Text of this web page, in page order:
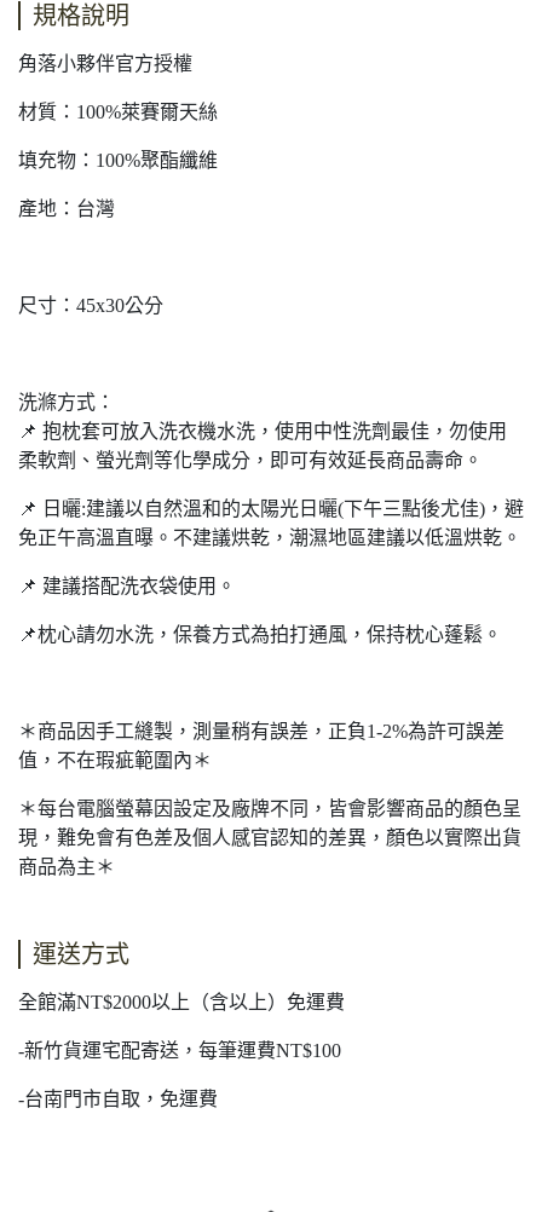
規格說明
角落小夥伴官方授權
材質：100%萊賽爾天絲
填充物：100%聚酯纖維
產地：台灣
尺寸：45x30公分
洗滌方式：
📌 抱枕套可放入洗衣機水洗，使用中性洗劑最佳，勿使⽤
柔軟劑、螢光劑等化學成分，即可有效延長商品壽命。
📌 ⽇曬:建議以⾃然溫和的太陽光⽇曬(下午三點後尤佳)，避
免正午⾼溫直曝。不建議烘乾，潮濕地區建議以低溫烘乾。
📌 建議搭配洗衣袋使⽤。
📌枕心請勿水洗，保養方式為拍打通風，保持枕心蓬鬆。
＊商品因手工縫製，測量稍有誤差，正負1-2%為許可誤差
值，不在瑕疵範圍內＊
＊每台電腦螢幕因設定及廠牌不同，皆會影響商品的顏色呈
現，難免會有色差及個人感官認知的差異，顏色以實際出貨
商品為主＊
運送方式
全館滿NT$2000以上（含以上）免運費
-新竹貨運宅配寄送，每筆運費NT$100
-台南門市自取，免運費